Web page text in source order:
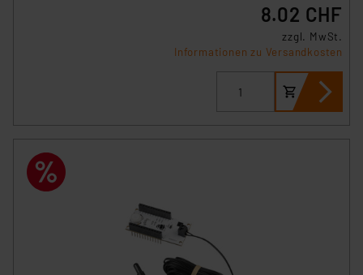
8.02 CHF
zzgl. MwSt.
Informationen zu Versandkosten